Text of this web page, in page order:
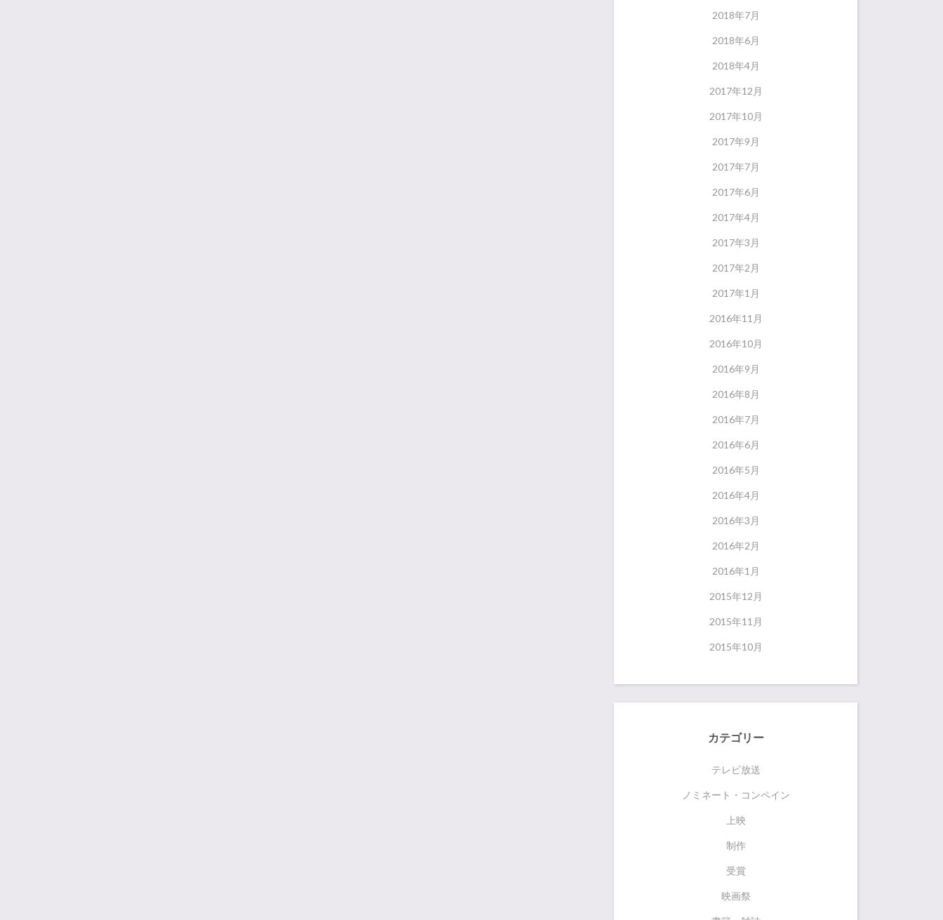
2018年7月
2018年6月
2018年4月
2017年12月
2017年10月
2017年9月
2017年7月
2017年6月
2017年4月
2017年3月
2017年2月
2017年1月
2016年11月
2016年10月
2016年9月
2016年8月
2016年7月
2016年6月
2016年5月
2016年4月
2016年3月
2016年2月
2016年1月
2015年12月
2015年11月
2015年10月
カテゴリー
テレビ放送
ノミネート・コンペイン
上映
制作
受賞
映画祭